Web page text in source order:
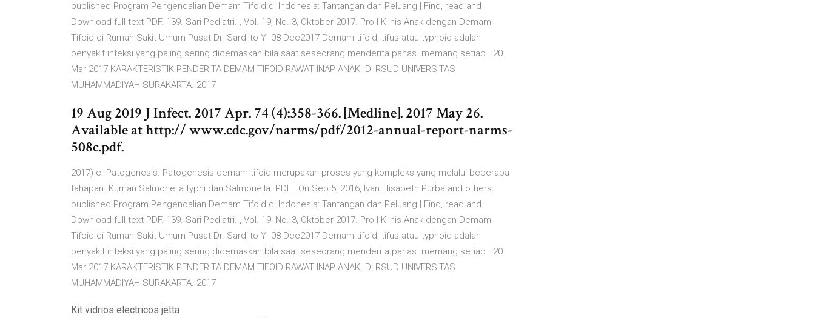
published Program Pengendalian Demam Tifoid di Indonesia: Tantangan dan Peluang | Find, read and
Download full-text PDF. 139. Sari Pediatri. , Vol. 19, No. 3, Oktober 2017. Pro l Klinis Anak dengan Demam
Tifoid di Rumah Sakit Umum Pusat Dr. Sardjito Y 08 Dec2017 Demam tifoid, tifus atau typhoid adalah
penyakit infeksi yang paling sering dicemaskan bila saat seseorang menderita panas. memang setiap 20
Mar 2017 KARAKTERISTIK PENDERITA DEMAM TIFOID RAWAT INAP ANAK. DI RSUD UNIVERSITAS
MUHAMMADIYAH SURAKARTA. 2017
19 Aug 2019 J Infect. 2017 Apr. 74 (4):358-366. [Medline]. 2017 May 26.
Available at http:// www.cdc.gov/narms/pdf/2012-annual-report-narms-
508c.pdf.
2017) c. Patogenesis. Patogenesis demam tifoid merupakan proses yang kompleks yang melalui beberapa
tahapan. Kuman Salmonella typhi dan Salmonella PDF | On Sep 5, 2016, Ivan Elisabeth Purba and others
published Program Pengendalian Demam Tifoid di Indonesia: Tantangan dan Peluang | Find, read and
Download full-text PDF. 139. Sari Pediatri. , Vol. 19, No. 3, Oktober 2017. Pro l Klinis Anak dengan Demam
Tifoid di Rumah Sakit Umum Pusat Dr. Sardjito Y 08 Dec2017 Demam tifoid, tifus atau typhoid adalah
penyakit infeksi yang paling sering dicemaskan bila saat seseorang menderita panas. memang setiap 20
Mar 2017 KARAKTERISTIK PENDERITA DEMAM TIFOID RAWAT INAP ANAK. DI RSUD UNIVERSITAS
MUHAMMADIYAH SURAKARTA. 2017
Kit vidrios electricos jetta